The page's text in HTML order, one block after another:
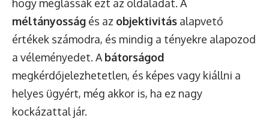
hogy meglássák ezt az oldaladat. A
méltányosság és az objektivitás alapvető
értékek számodra, és mindig a tényekre alapozod
a véleményedet. A bátorságod
megkérdőjelezhetetlen, és képes vagy kiállni a
helyes ügyért, még akkor is, ha ez nagy
kockázattal jár.